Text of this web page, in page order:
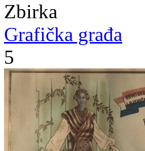
Zbirka
Grafička građa
5